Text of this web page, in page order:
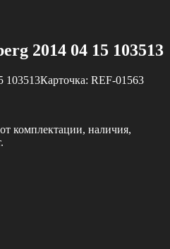
2014 04 15 103513
103513Карточка: REF-01563
комплектации, наличия,